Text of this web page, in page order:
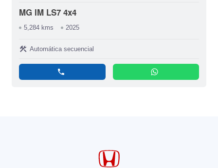
MG IM LS7 4x4
5,284 kms 2025
construction Automática secuencial
phone whatsapp